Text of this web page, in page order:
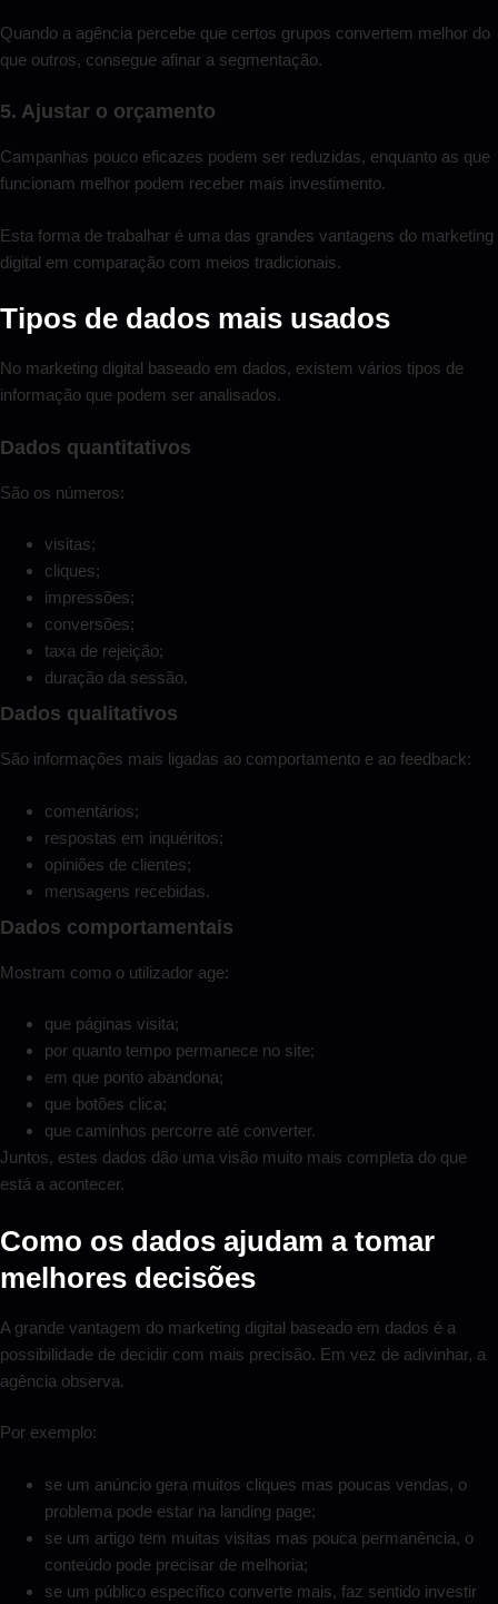
Quando a agência percebe que certos grupos convertem melhor do
que outros, consegue afinar a segmentação.
5. Ajustar o orçamento
Campanhas pouco eficazes podem ser reduzidas, enquanto as que
funcionam melhor podem receber mais investimento.
Esta forma de trabalhar é uma das grandes vantagens do marketing
digital em comparação com meios tradicionais.
Tipos de dados mais usados
No marketing digital baseado em dados, existem vários tipos de
informação que podem ser analisados.
Dados quantitativos
São os números:
visitas;
cliques;
impressões;
conversões;
taxa de rejeição;
duração da sessão.
Dados qualitativos
São informações mais ligadas ao comportamento e ao feedback:
comentários;
respostas em inquéritos;
opiniões de clientes;
mensagens recebidas.
Dados comportamentais
Mostram como o utilizador age:
que páginas visita;
por quanto tempo permanece no site;
em que ponto abandona;
que botões clica;
que caminhos percorre até converter.
Juntos, estes dados dão uma visão muito mais completa do que
está a acontecer.
Como os dados ajudam a tomar
melhores decisões
A grande vantagem do marketing digital baseado em dados é a
possibilidade de decidir com mais precisão. Em vez de adivinhar, a
agência observa.
Por exemplo:
se um anúncio gera muitos cliques mas poucas vendas, o
problema pode estar na landing page;
se um artigo tem muitas visitas mas pouca permanência, o
conteúdo pode precisar de melhoria;
se um público específico converte mais, faz sentido investir